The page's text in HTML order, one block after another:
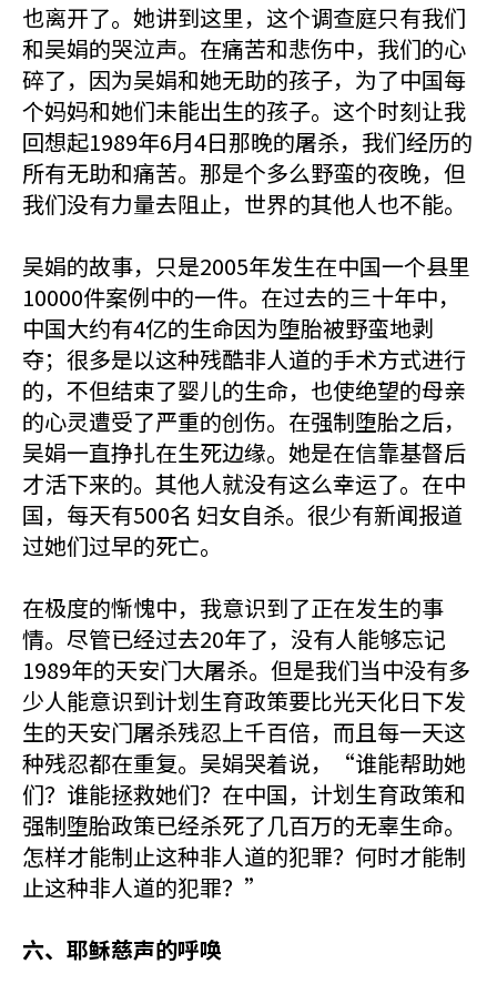
也离开了。她讲到这里，这个调查庭只有我们
和吴娟的哭泣声。在痛苦和悲伤中，我们的心
碎了，因为吴娟和她无助的孩子，为了中国每
个妈妈和她们未能出生的孩子。这个时刻让我
回想起1989年6月4日那晚的屠杀，我们经历的
所有无助和痛苦。那是个多么野蛮的夜晚，但
我们没有力量去阻止，世界的其他人也不能。
吴娟的故事，只是2005年发生在中国一个县里
10000件案例中的一件。在过去的三十年中，
中国大约有4亿的生命因为堕胎被野蛮地剥
夺；很多是以这种残酷非人道的手术方式进行
的，不但结束了婴儿的生命，也使绝望的母亲
的心灵遭受了严重的创伤。在强制堕胎之后，
吴娟一直挣扎在生死边缘。她是在信靠基督后
才活下来的。其他人就没有这么幸运了。在中
国，每天有500名 妇女自杀。很少有新闻报道
过她们过早的死亡。
在极度的惭愧中，我意识到了正在发生的事
情。尽管已经过去20年了，没有人能够忘记
1989年的天安门大屠杀。但是我们当中没有多
少人能意识到计划生育政策要比光天化日下发
生的天安门屠杀残忍上千百倍，而且每一天这
种残忍都在重复。吴娟哭着说，“谁能帮助她
们？谁能拯救她们？在中国，计划生育政策和
强制堕胎政策已经杀死了几百万的无辜生命。
怎样才能制止这种非人道的犯罪？何时才能制
止这种非人道的犯罪？”
六、耶稣慈声的呼唤